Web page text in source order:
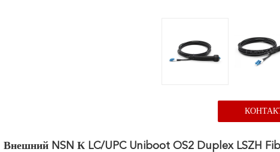
Внешний NSN К LC/UPC Uniboot OS2 Duplex LSZH